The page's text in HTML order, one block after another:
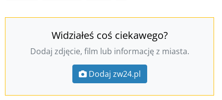
Widziałeś coś ciekawego?
Dodaj zdjęcie, film lub informację z miasta.
Dodaj zw24.pl